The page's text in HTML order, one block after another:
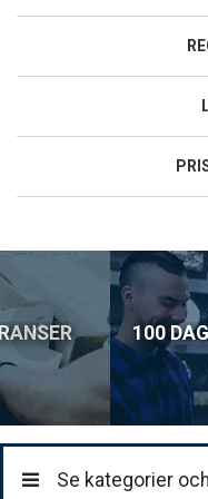
Postnord
Postnord
129:-
100
Se kategorier